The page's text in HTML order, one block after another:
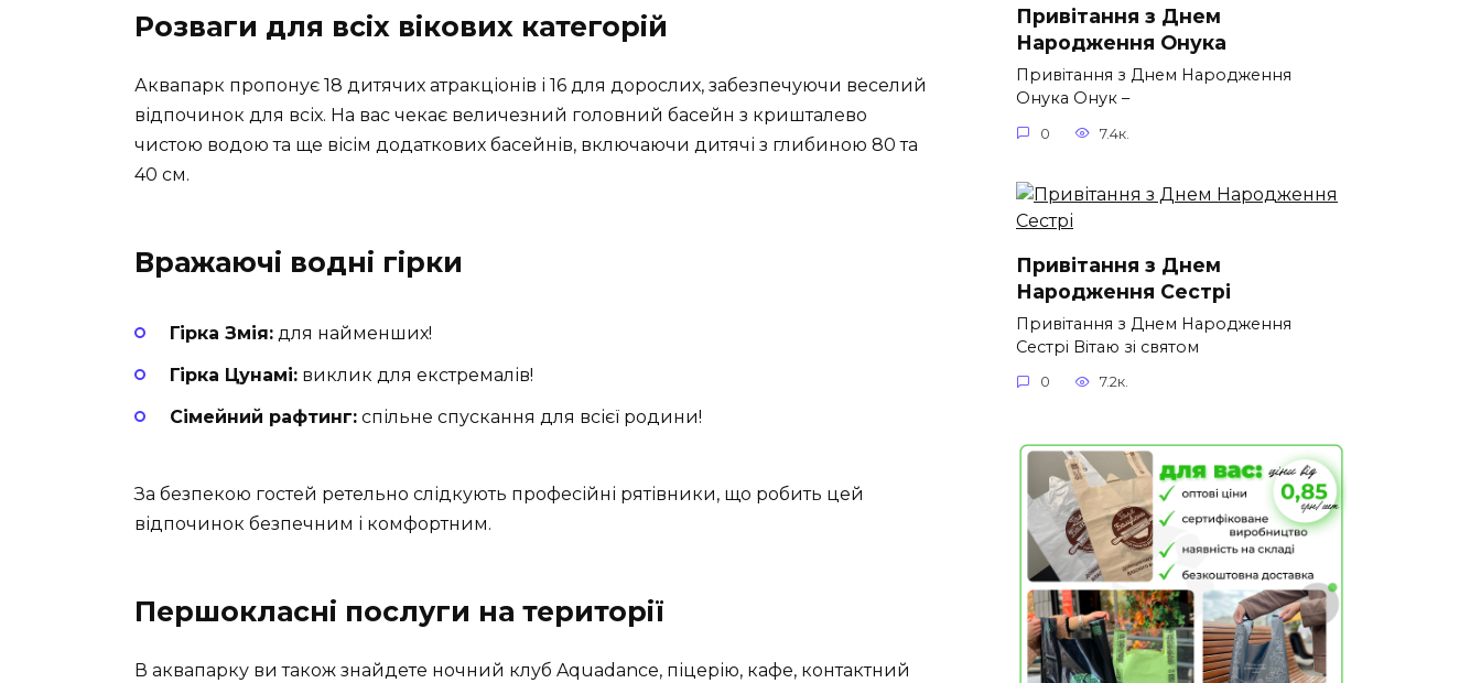
Розваги для всіх вікових категорій
Аквапарк пропонує 18 дитячих атракціонів і 16 для дорослих, забезпечуючи веселий
відпочинок для всіх. На вас чекає величезний головний басейн з кришталево
чистою водою та ще вісім додаткових басейнів, включаючи дитячі з глибиною 80 та
40 см.
Вражаючі водні гірки
Гірка Змія: для найменших!
Гірка Цунамі: виклик для екстремалів!
Сімейний рафтинг: спільне спускання для всієї родини!
За безпекою гостей ретельно слідкують професійні рятівники, що робить цей
відпочинок безпечним і комфортним.
Першокласні послуги на території
В аквапарку ви також знайдете ночний клуб Aquadance, піцерію, кафе, контактний
Привітання з Днем
Народження Онука
Привітання з Днем Народження
Онука Онук –
0 7.4к.
Привітання з Днем
Народження Сестрі
Привітання з Днем Народження
Сестрі Вітаю зі святом
0 7.2к.